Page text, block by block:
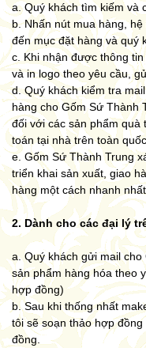
a. Quý khách tìm kiếm và
b. Nhấn nút mua hàng,
đến mục đặt hàng và quý
c. Khi nhận được thông
và in logo theo yêu cầu,
d. Quý khách kiểm tra
hàng cho Gốm Sứ Thành
đối với các sản phẩm quà
toán tại nhà trên toàn
e. Gốm Sứ Thành Trung
triển khai sản xuất, giao
hàng một cách nhanh nhất.
2. Dành cho các đại lý
a. Quý khách gửi mail
sản phẩm hàng hóa theo
hợp đồng)
b. Sau khi thống nhất
tôi sẽ soạn thảo hợp
đồng.